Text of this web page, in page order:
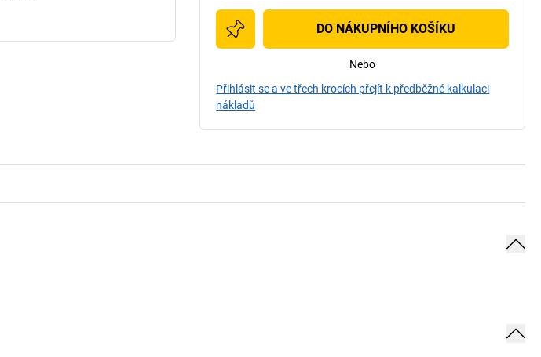
DO NÁKUPNÍHO KOŠÍKU
Nebo
Přihlásit se a ve třech krocích přejít k předběžné kalkulaci
nákladů